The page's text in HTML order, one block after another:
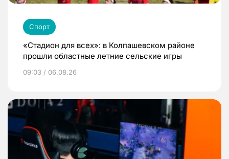
Спорт
«Стадион для всех»: в Колпашевском районе
прошли областные летние сельские игры
09:03 / 06.08.26